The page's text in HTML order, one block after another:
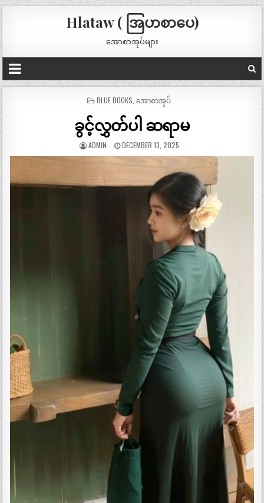
Hlataw ( အြပာစာပေ)
အောစာအုပ်များ
POSTED
BLUE BOOKS အောစာအုပ်
ခွင့်လွှတ်ပါ ဆရာမ
ADMIN DECEMBER 13, 2025